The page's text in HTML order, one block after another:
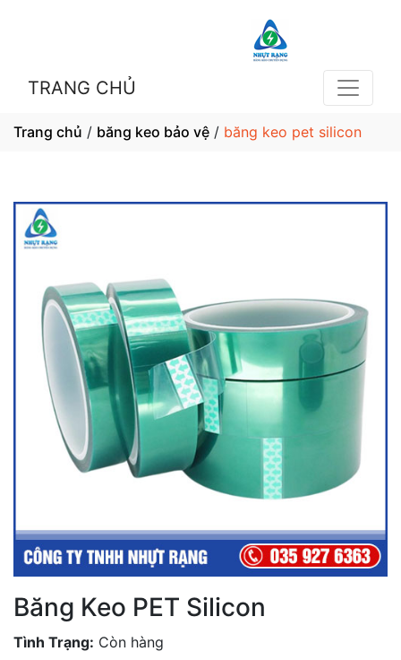
TRANG CHỦ
Trang chủ / băng keo bảo vệ / băng keo pet silicon
Băng Keo PET Silicon
Tình Trạng: Còn hàng